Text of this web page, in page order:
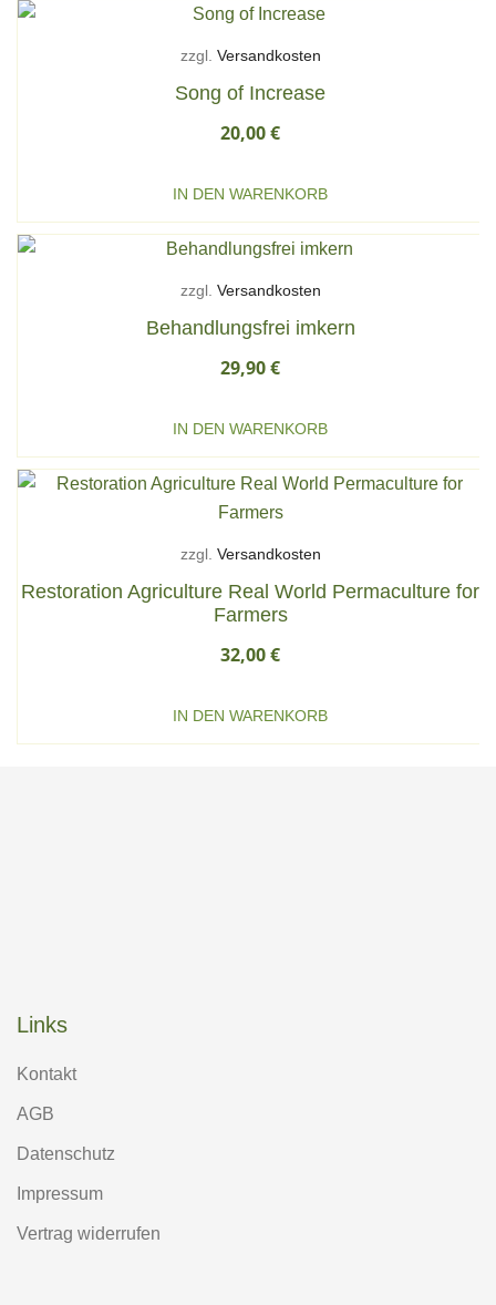
zzgl. Versandkosten
Song of Increase
20,00€
IN DEN WARENKORB
zzgl. Versandkosten
Behandlungsfrei imkern
29,90€
IN DEN WARENKORB
zzgl. Versandkosten
Restoration Agriculture Real World Permaculture for
Farmers
32,00€
IN DEN WARENKORB
Links
Kontakt
AGB
Datenschutz
Impressum
Vertrag widerrufen